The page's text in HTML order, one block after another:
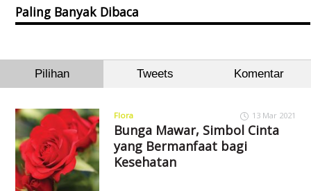
Paling Banyak Dibaca
Pilihan Tweets Komentar
Flora 13 Mar 2021
Bunga Mawar, Simbol Cinta
yang Bermanfaat bagi
Kesehatan